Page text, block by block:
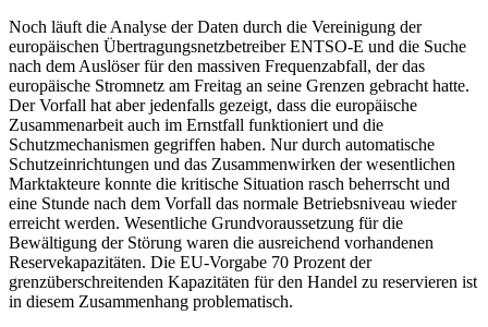
Noch läuft die Analyse der Daten durch die Vereinigung der
europäischen Übertragungsnetzbetreiber ENTSO-E und die Suche
nach dem Auslöser für den massiven Frequenzabfall, der das
europäische Stromnetz am Freitag an seine Grenzen gebracht hatte.
Der Vorfall hat aber jedenfalls gezeigt, dass die europäische
Zusammenarbeit auch im Ernstfall funktioniert und die
Schutzmechanismen gegriffen haben. Nur durch automatische
Schutzeinrichtungen und das Zusammenwirken der wesentlichen
Marktakteure konnte die kritische Situation rasch beherrscht und
eine Stunde nach dem Vorfall das normale Betriebsniveau wieder
erreicht werden. Wesentliche Grundvoraussetzung für die
Bewältigung der Störung waren die ausreichend vorhandenen
Reservekapazitäten. Die EU-Vorgabe 70 Prozent der
grenzüberschreitenden Kapazitäten für den Handel zu reservieren ist
in diesem Zusammenhang problematisch.